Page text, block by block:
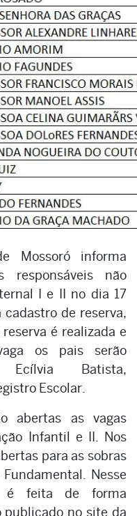
Mossoró informa
responsáveis não
I e II no dia 17
de reserva,
é realizada e
os pais serão
Ecílvia Batista,
Escolar.
abertas as vagas
Infantil e II. Nos
para as sobras
Nesse
é feita de forma
publicado no site da